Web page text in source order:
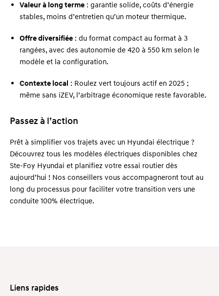
Valeur à long terme : garantie solide, coûts d’énergie
stables, moins d’entretien qu’un moteur thermique.
Offre diversifiée : du format compact au format à 3
rangées, avec des autonomie de 420 à 550 km selon le
modèle et la configuration.
Contexte local : Roulez vert toujours actif en 2025 ;
même sans iZEV, l’arbitrage économique reste favorable.
Passez à l’action
Prêt à simplifier vos trajets avec un Hyundai électrique ?
Découvrez tous les modèles électriques disponibles chez
Ste-Foy Hyundai et planifiez votre essai routier dès
aujourd’hui ! Nos conseillers vous accompagneront tout au
long du processus pour faciliter votre transition vers une
conduite 100% électrique.
Liens rapides